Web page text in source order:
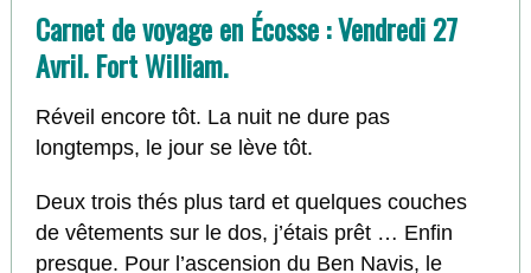
Carnet de voyage en Écosse : Vendredi 27
Avril. Fort William.
Réveil encore tôt. La nuit ne dure pas
longtemps, le jour se lève tôt.
Deux trois thés plus tard et quelques couches
de vêtements sur le dos, j’étais prêt … Enfin
presque. Pour l’ascension du Ben Navis, le